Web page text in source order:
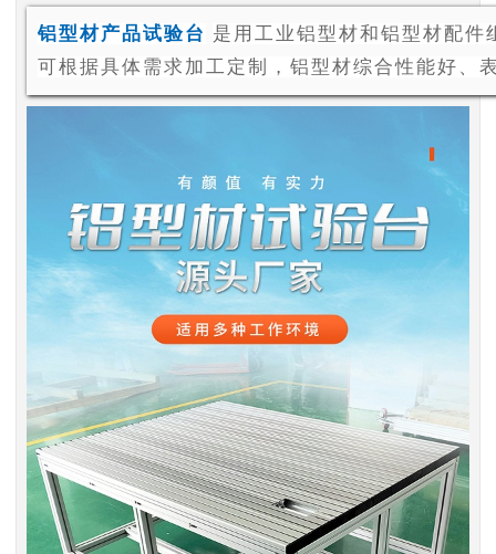
铝型材产品试验台 是用工业铝型材和铝型材配
可根据具体需求加工定制，铝型材综合性能好、